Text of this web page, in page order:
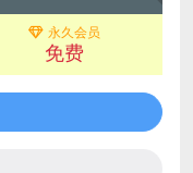
永久会员
免费